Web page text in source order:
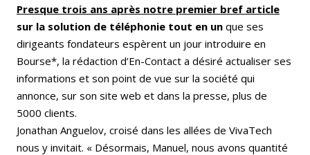
Presque trois ans après notre premier bref article
sur la solution de téléphonie tout en un que ses
dirigeants fondateurs espèrent un jour introduire en
Bourse*, la rédaction d’En-Contact a désiré actualiser ses
informations et son point de vue sur la société qui
annonce, sur son site web et dans la presse, plus de
5000 clients.
Jonathan Anguelov, croisé dans les allées de VivaTech
nous y invitait. « Désormais, Manuel, nous avons quantité